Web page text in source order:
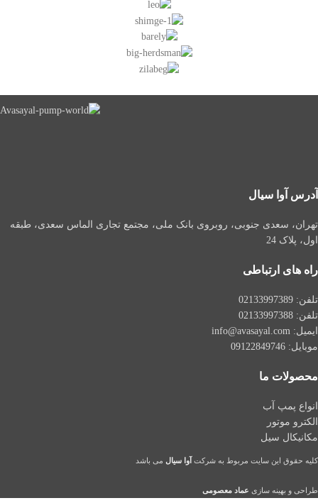
آدرس آوا سیال
تهران، سعدی جنوبی، روبروی بانک ملی، مجتمع تجاری الماس سعدی، طبقه
اول، پلاک 24
راه های ارتباطی
تلفن: 021 33997389
تلفن:
ایمیل: info@avasayal.com
موبایل: 09122849746
محصولات ما
انواع پمپ آب
الکترو موتور
مکانیکال سیل
کلیه حقوق این سایت مربوط به شرکت آوا سیال می باشد
طراحی و بهینه سازی عماد معصومی